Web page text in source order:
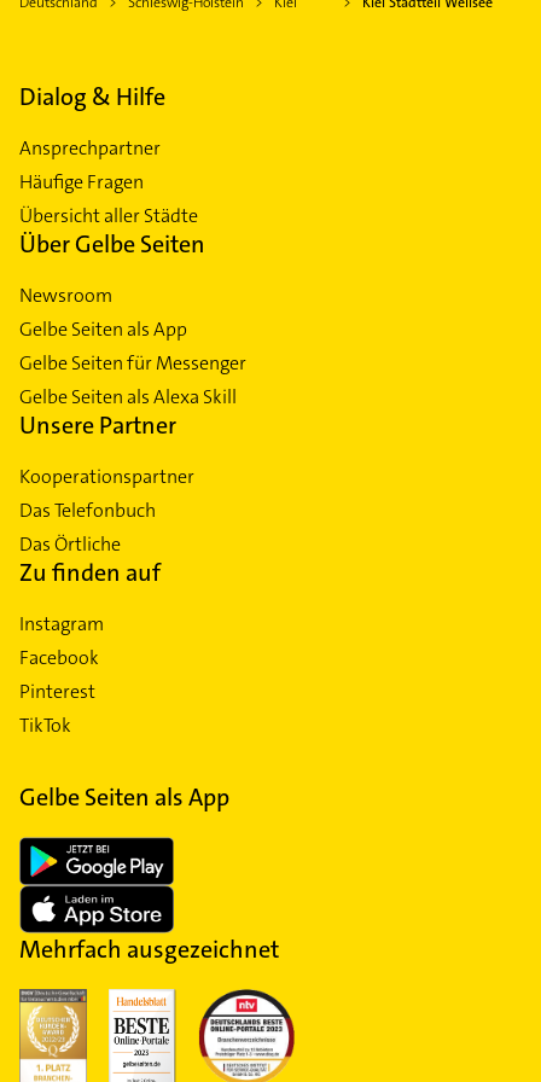
Dialog & Hilfe
Ansprechpartner
Häufige Fragen
Übersicht aller Städte
Über Gelbe Seiten
Newsroom
Gelbe Seiten als App
Gelbe Seiten für Messenger
Gelbe Seiten als Alexa Skill
Unsere Partner
Kooperationspartner
Das Telefonbuch
Das Örtliche
Zu finden auf
Instagram
Facebook
Pinterest
TikTok
Gelbe Seiten als App
Mehrfach ausgezeichnet